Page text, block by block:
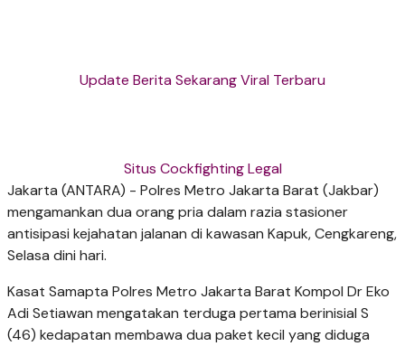
Update Berita Sekarang Viral Terbaru
Situs Cockfighting Legal
Jakarta (ANTARA) - Polres Metro Jakarta Barat (Jakbar)
mengamankan dua orang pria dalam razia stasioner
antisipasi kejahatan jalanan di kawasan Kapuk, Cengkareng,
Selasa dini hari.
Kasat Samapta Polres Metro Jakarta Barat Kompol Dr Eko
Adi Setiawan mengatakan terduga pertama berinisial S
(46) kedapatan membawa dua paket kecil yang diduga